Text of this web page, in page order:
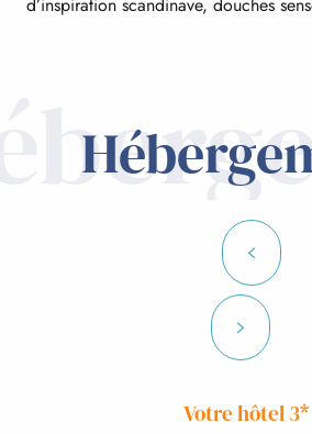
Votre hôtel 3*